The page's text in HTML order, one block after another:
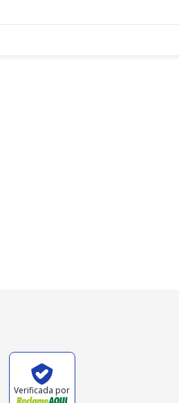
Verificada por